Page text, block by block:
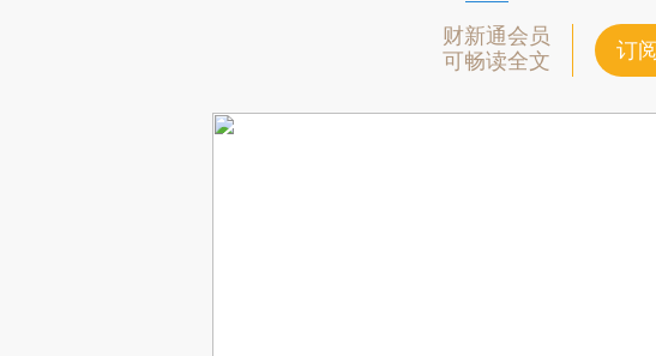
财新通会员
可畅读全文
订